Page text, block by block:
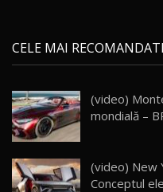
21
Micul
16:59
22
Noua
26:59
23
Lynk &
25:19
CELE MAI
(video)
mondială –
(video) New
Conceptul